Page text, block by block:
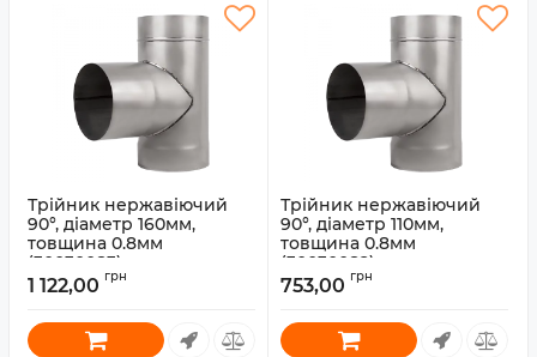
Трійник нержавіючий
90°, діаметр 160мм,
товщина 0.8мм
(30030083)
Артикул: 30030083
1 122,00 грн
Трійник нержавіючий
90°, діаметр 110мм,
товщина 0.8мм
(30030082)
Артикул: 30030082
753,00 грн